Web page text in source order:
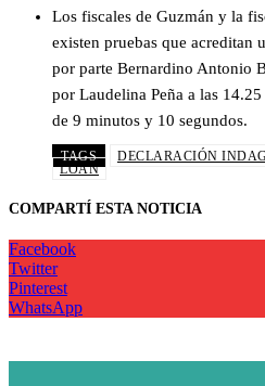
Los fiscales de Guzmán y la
existen pruebas que acreditan
por parte Bernardino Antonio
por Laudelina Peña a las
de 9 minutos y 10 segundos.
TAGS DECLARACIÓN
LOAN
COMPARTÍ ESTA NOTICIA
Facebook
Twitter
Pinterest
WhatsApp